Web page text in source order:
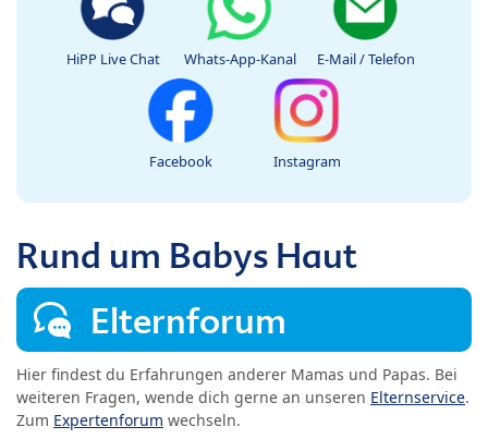
HiPP Live Chat Whats-App-Kanal E-Mail / Telefon
Facebook Instagram
Rund um Babys Haut
Elternforum
Hier findest du Erfahrungen anderer Mamas und Papas. Bei
weiteren Fragen, wende dich gerne an unseren Elternservice.
Zum Expertenforum wechseln.